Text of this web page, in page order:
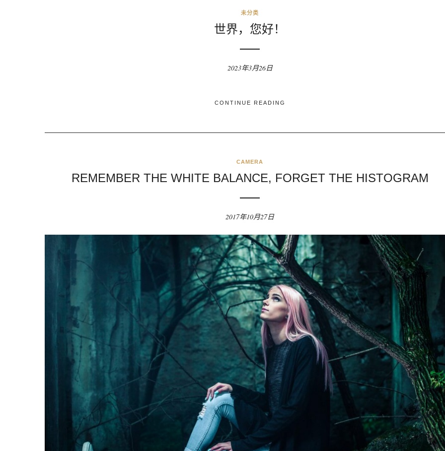
未分类
世界，您好！
2023年3月26日
CONTINUE READING
CAMERA
REMEMBER THE WHITE BALANCE, FORGET THE HISTOGRAM
2017年10月27日